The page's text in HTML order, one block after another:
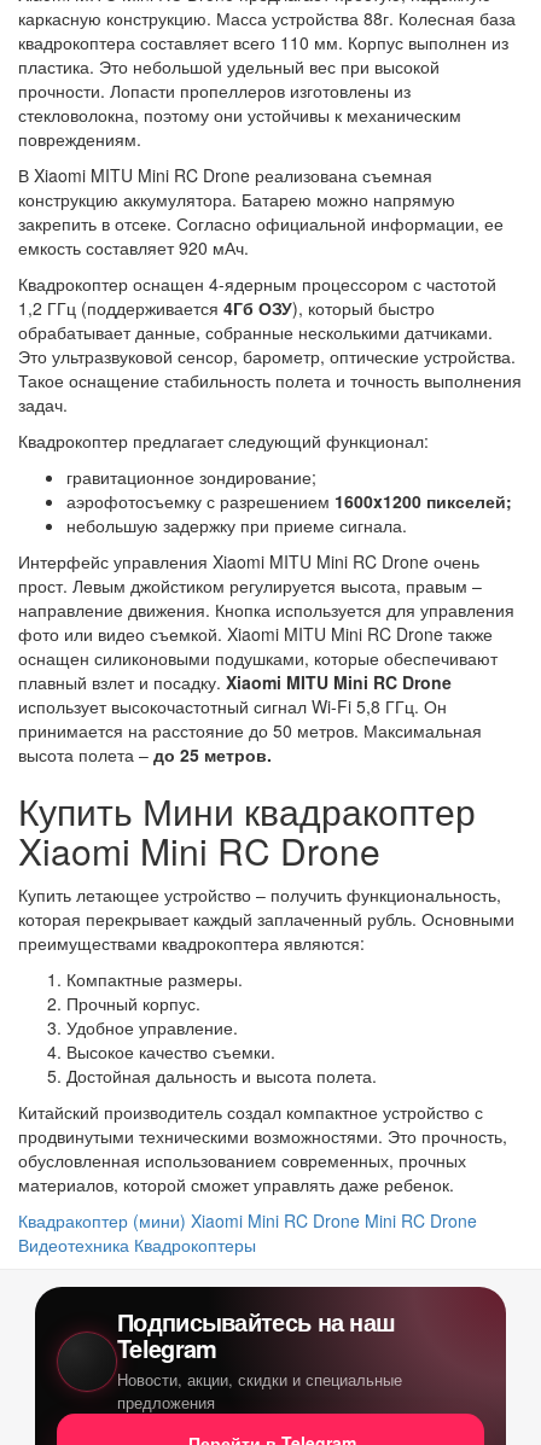
каркасную конструкцию. Масса устройства 88г. Колесная база
квадрокоптера составляет всего 110 мм. Корпус выполнен из
пластика. Это небольшой удельный вес при высокой
прочности. Лопасти пропеллеров изготовлены из
стекловолокна, поэтому они устойчивы к механическим
повреждениям.
В Xiaomi MITU Mini RC Drone реализована съемная
конструкцию аккумулятора. Батарею можно напрямую
закрепить в отсеке. Согласно официальной информации, ее
емкость составляет 920 мАч.
Квадрокоптер оснащен 4-ядерным процессором с частотой
1,2 ГГц (поддерживается 4Гб ОЗУ), который быстро
обрабатывает данные, собранные несколькими датчиками.
Это ультразвуковой сенсор, барометр, оптические устройства.
Такое оснащение стабильность полета и точность выполнения
задач.
Квадрокоптер предлагает следующий функционал:
гравитационное зондирование;
аэрофотосъемку с разрешением 1600x1200 пикселей;
небольшую задержку при приеме сигнала.
Интерфейс управления Xiaomi MITU Mini RC Drone очень
прост. Левым джойстиком регулируется высота, правым –
направление движения. Кнопка используется для управления
фото или видео съемкой. Xiaomi MITU Mini RC Drone также
оснащен силиконовыми подушками, которые обеспечивают
плавный взлет и посадку. Xiaomi MITU Mini RC Drone
использует высокочастотный сигнал Wi-Fi 5,8 ГГц. Он
принимается на расстояние до 50 метров. Максимальная
высота полета – до 25 метров.
Купить Мини квадракоптер
Xiaomi Mini RC Drone
Купить летающее устройство – получить функциональность,
которая перекрывает каждый заплаченный рубль. Основными
преимуществами квадрокоптера являются:
Компактные размеры.
Прочный корпус.
Удобное управление.
Высокое качество съемки.
Достойная дальность и высота полета.
Китайский производитель создал компактное устройство с
продвинутыми техническими возможностями. Это прочность,
обусловленная использованием современных, прочных
материалов, которой сможет управлять даже ребенок.
Квадракоптер (мини) Xiaomi Mini RC Drone Mini RC Drone
Видеотехника Квадрокоптеры
Подписывайтесь на наш
Telegram
Новости, акции, скидки и специальные
предложения